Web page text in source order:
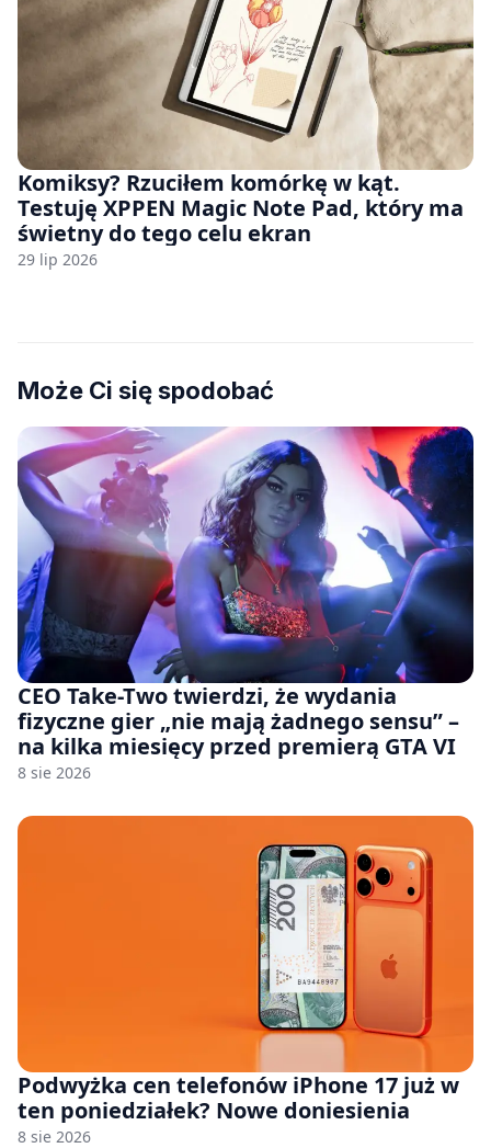
Komiksy? Rzuciłem komórkę w kąt.
Testuję XPPEN Magic Note Pad, który ma
świetny do tego celu ekran
29 lip 2026
Może Ci się spodobać
CEO Take-Two twierdzi, że wydania
fizyczne gier „nie mają żadnego sensu” –
na kilka miesięcy przed premierą GTA VI
8 sie 2026
Podwyżka cen telefonów iPhone 17 już w
ten poniedziałek? Nowe doniesienia
8 sie 2026